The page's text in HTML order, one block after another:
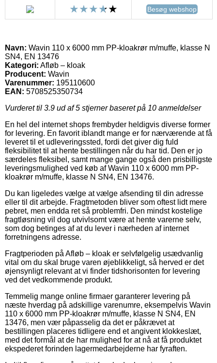
Besøg webshop
Navn: Wavin 110 x 6000 mm PP-kloakrør m/muffe, klasse N
SN4, EN 13476
Kategori: Afløb – kloak
Producent: Wavin
Varenummer: 195110600
EAN: 5708525350734
Vurderet til 3.9 ud af 5 stjerner baseret på 10 anmeldelser
En hel del internet shops frembyder heldigvis diverse former
for levering. En favorit iblandt mange er for nærværende at få
leveret til et udleveringssted, fordi det giver dig fuld
fleksibilitet til at hente bestillingen når du har tid. Den er jo
særdeles fleksibel, samt mange gange også den prisbilligste
leveringsmulighed ved køb af Wavin 110 x 6000 mm PP-
kloakrør m/muffe, klasse N SN4, EN 13476.
Du kan ligeledes vælge at vælge afsending til din adresse
eller til dit arbejde. Fragtmetoden bliver som oftest lidt mere
pebret, men endda ret så problemfri. Den mindst kostelige
fragtløsning vil dog utvivlsomt være at hente varerne selv,
som dog betinges af at du lever i nærheden af internet
forretningens adresse.
Fragtperioden på Afløb – kloak er selvfølgelig usædvanlig
vital om du skal bruge varen øjeblikkeligt, så herved er det
øjensynligt relevant at vi finder tidshorisonten for levering
ved det vedkommende produkt.
Temmelig mange online firmaer garanterer levering på
næste hverdag på adskillige varenumre, eksempelvis Wavin
110 x 6000 mm PP-kloakrør m/muffe, klasse N SN4, EN
13476, men vær påpasselig da det er påkrævet at
bestillingen placeres tidligere end et angivent klokkeslæt,
med det formål at de har mulighed for at nå at få produktet
ekspederet forinden lagermedarbejderne har fyraften.